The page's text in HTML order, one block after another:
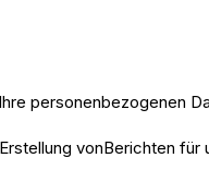
personenbezogenen
vonBerichten für